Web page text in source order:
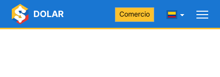
DOLAR Comercio